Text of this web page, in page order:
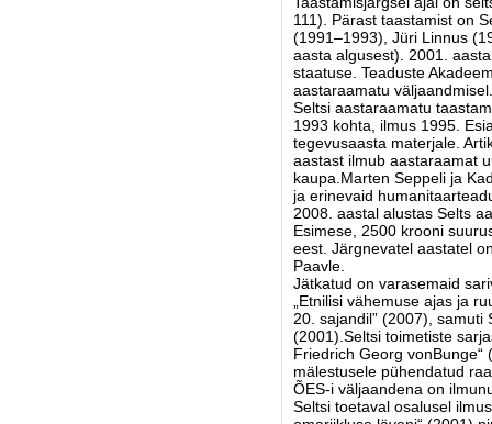
111). Pärast taastamist on
(1991–1993), Jüri Linnus
aasta algusest). 2001.
staatuse. Teaduste
aastaraamatu väljaandmisel.
Seltsi aastaraamatu
1993 kohta, ilmus 1995.
tegevusaasta materjale.
aastast ilmub aastaraamat
kaupa.Marten Seppeli ja
ja erinevaid
2008. aastal alustas Selts
Esimese, 2500 krooni
eest. Järgnevatel aastatel
Paavle.
Jätkatud on varasemaid
„Etnilisi vähemuse ajas ja
20. sajandil” (2007), samuti
(2001).Seltsi toimetiste
Friedrich Georg
mälestusele pühendatud
ÕES-i väljaandena on
Seltsi toetaval osalusel